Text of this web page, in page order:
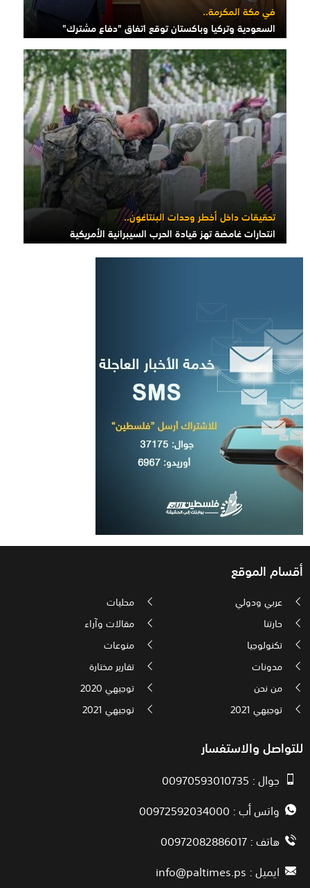
في مكة المكرمة..
السعودية وتركيا وباكستان توقع اتفاق "دفاع مشترك"
تحقيقات داخل أخطر وحدات البنتاغون..
انتحارات غامضة تهز قيادة الحرب السيبرانية الأمريكية
أقسام الموقع
عربي ودولي
محليات
حارتنا
مقالات وآراء
تكنولوجيا
منوعات
مدونات
تقارير مختارة
من نحن
توجيهي 2020
توجيهي 2021
توجيهي 2021
للتواصل والاستفسار
جوال : 00970593010735
واتس أب : 00972592034000
هاتف : 00972082886017
ايميل :info@paltimes.ps